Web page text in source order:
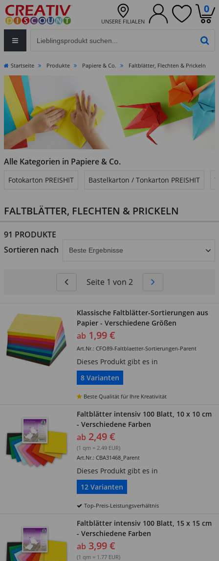
UNSERE FILIALEN
0
Startseite Produkte Papiere & Co. Faltblätter, Flechten & Prickeln
Alle Kategorien in Papiere & Co.
Fotokarton PREISHIT Bastelkarton / Tonkarton PREISHIT
FALTBLÄTTER, FLECHTEN & PRICKELN
91 PRODUKTE
Sortieren nach
Seite 1 von 2
Klassische Faltblätter-Sortierungen aus
Papier - Verschiedene Größen
ab 1,99 €
Art.Nr.: CFO89-Faltblaetter-Sortierungen-Parent
Dieses Produkt gibt es in
8 Varianten
Beste Qualität für Ihre Kreativität
Faltblätter intensiv 100 Blatt, 10 x 10 cm
- Verschiedene Farben
ab 2,49 €
(1 qm = 2.49 EUR)
Art.Nr.: CBA31468_Parent
Dieses Produkt gibt es in
12 Varianten
Top-Preis-Leistungsverhältnis
Faltblätter intensiv 100 Blatt, 15 x 15 cm
- Verschiedene Farben
ab 3,99 €
(1 qm = 1.77 EUR)